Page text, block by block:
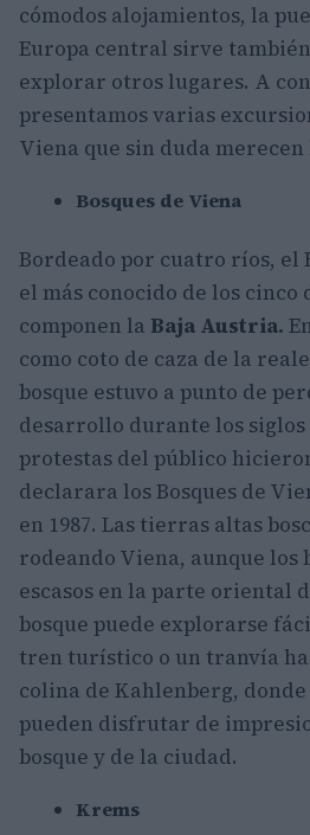
cómodos alojamientos, la
Europa central sirve
explorar otros lugares. A
presentamos varias
Viena que sin duda merecen
Bosques de Viena
Bordeado por cuatro ríos, el
el más conocido de los
componen la Baja Austria.
como coto de caza de la
bosque estuvo a punto de
desarrollo durante los siglos
protestas del público
declarara los Bosques de
en 1987. Las tierras altas
rodeando Viena, aunque los
escasos en la parte oriental
bosque puede explorarse
tren turístico o un tranvía
colina de Kahlenberg,
pueden disfrutar de
bosque y de la ciudad.
Krems